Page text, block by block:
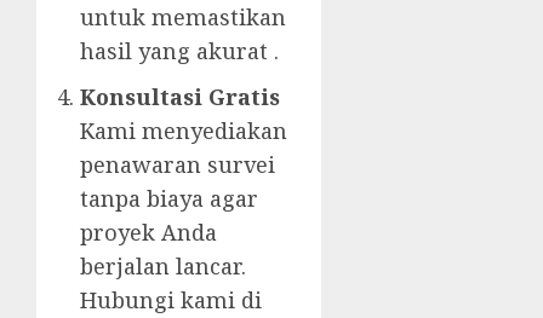
untuk memastikan
hasil yang akurat .
Konsultasi Gratis
Kami menyediakan
penawaran survei
tanpa biaya agar
proyek Anda
berjalan lancar.
Hubungi kami di